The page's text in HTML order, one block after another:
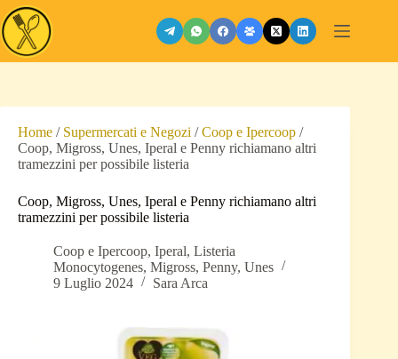
Salta
al
contenuto
Home / Supermercati e Negozi /Coop e Ipercoop /
Coop, Migross, Unes, Iperal e Penny richiamano altri
tramezzini per possibile listeria
Coop, Migross, Unes, Iperal e Penny richiamano altri
tramezzini per possibile listeria
Coop e Ipercoop, Iperal, Listeria
Monocytogenes, Migross, Penny, Unes
9 Luglio 2024
Sara Arca